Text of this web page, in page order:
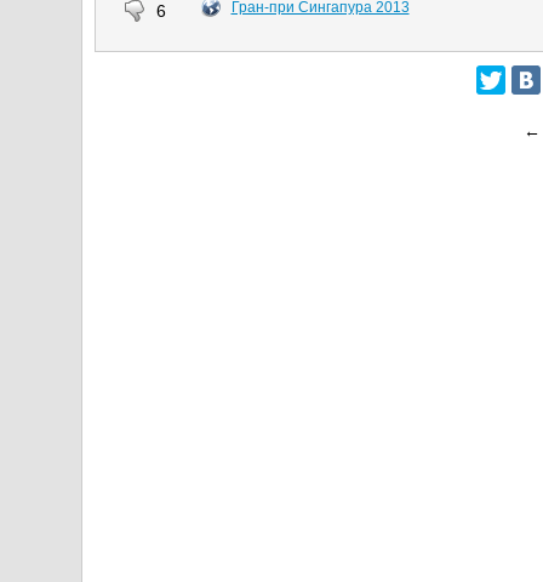
6
Гран-при Сингапура 2013